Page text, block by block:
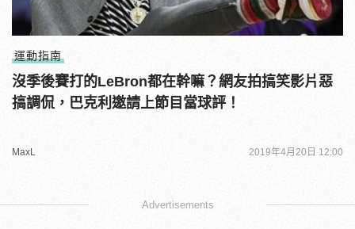
運動指南
沒季後賽打的LeBron都在幹嘛？網友拍搞笑影片惡
搞調侃，巴克利邀請上節目當球評！
MaxL 2019年4月20日 12:00
Advertisements